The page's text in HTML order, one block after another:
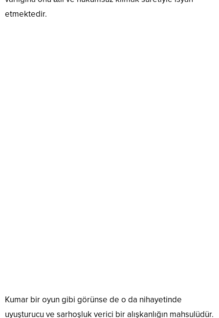
etmektedir.
Kumar bir oyun gibi görünse de o da nihayetinde
uyuşturucu ve sarhoşluk verici bir alışkanlığın mahsulüdür.